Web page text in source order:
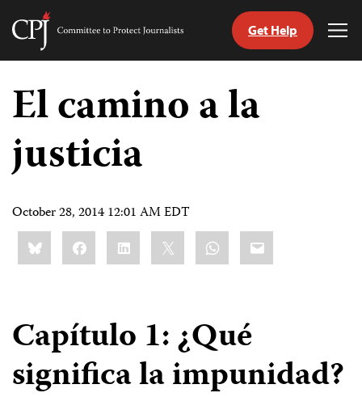
Skip
content
Committee
Journalists
Get Help
El camino a la
justicia
October 28, 2014 12:01 AM EDT
Share
this:BlueskyFacebookLinkedIn WhatsApp
Email
Capítulo 1: ¿Qué
significa la impunidad?